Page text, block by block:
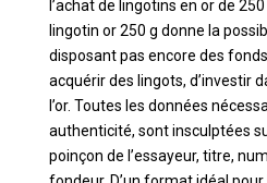
l’achat de lingotins en or de
lingotin or 250 g donne la
disposant pas encore des
acquérir des lingots, d’investir
l’or. Toutes les données
authenticité, sont insculptées
poinçon de l’essayeur, titre,